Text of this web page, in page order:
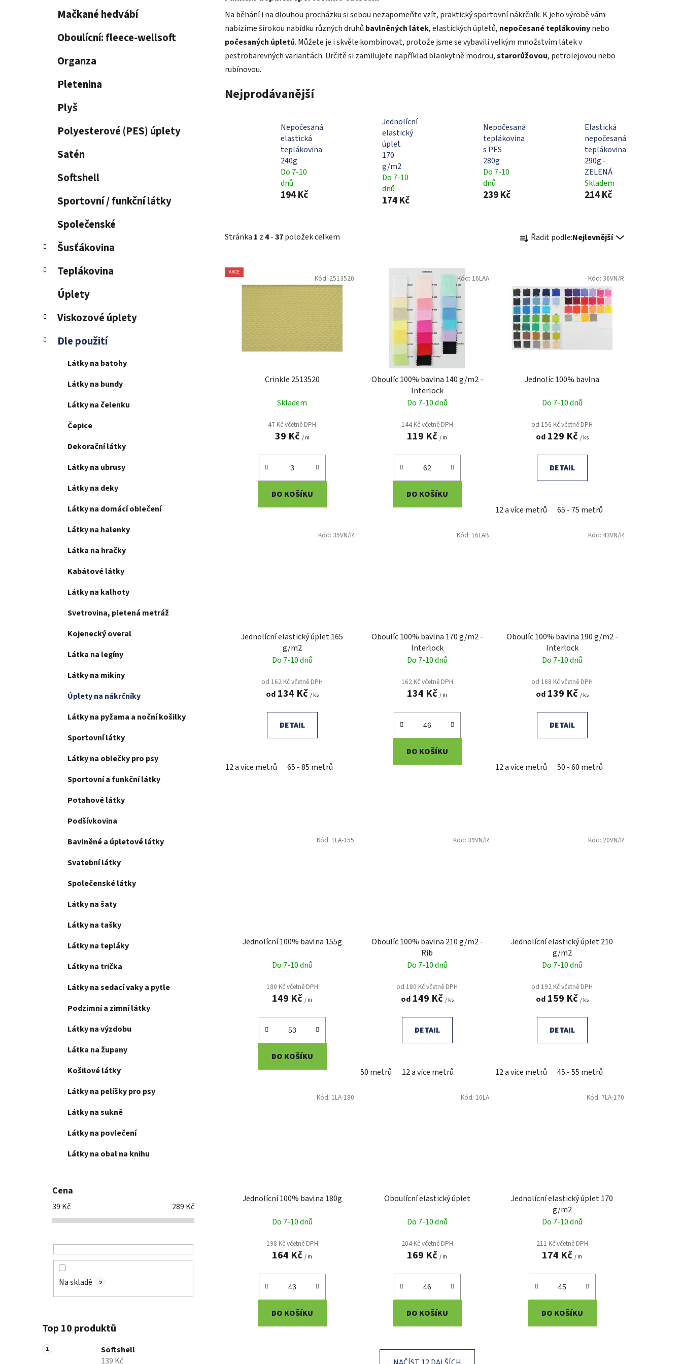
Mačkané hedvábí
Oboulícní: fleece-wellsoft
Organza
Pletenina
Plyš
Polyesterové (PES) úplety
Satén
Softshell
Sportovní / funkční látky
Společenské
Šusťákovina
Teplákovina
Úplety
Viskozové úplety
Dle použití
Látky na batohy
Látky na bundy
Látky na čelenku
Čepice
Dekorační látky
Látky na ubrusy
Látky na deky
Látky na domácí oblečení
Látky na halenky
Látka na hračky
Kabátové látky
Látky na kalhoty
Svetrovina, pletená metráž
Kojenecký overal
Látka na legíny
Látky na mikiny
Úplety na nákrčníky
Látky na pyžama a noční košilky
Sportovní látky
Látky na oblečky pro psy
Sportovní a funkční látky
Potahové látky
Podšívkovina
Bavlněné a úpletové látky
Svatební látky
Společenské látky
Látky na šaty
Látky na tašky
Látky na tepláky
Látky na trička
Látky na sedací vaky a pytle
Podzimní a zimní látky
Látky na výzdobu
Látka na župany
Košilové látky
Látky na pelíšky pro psy
Látky na sukně
Látky na povlečení
Látky na obal na knihu
Cena
39 Kč 289 Kč
Na skladě 9
Top 10 produktů
Softshell
139 Kč
Na běhání i na dlouhou procházku si sebou nezapomeňte vzít, praktický sportovní nákrčník. K jeho výrobě vám
nabízíme širokou nabídku různých druhů bavlněných látek, elastických úpletů, nepočesané teplákovinynebo
počesaných úpletů. Můžete je i skvěle kombinovat, protože jsme se vybavili velkým množstvím látek v
pestrobarevných variantách. Určitě si zamilujete například blankytně modrou,starorůžovou, petrolejovou nebo
rubínovou.
Nejprodávanější
Nepočesaná
elastická
teplákovina
240g
Do 7-10
dnů
194 Kč
Jednolícní
elastický
úplet
170
g/m2
Do 7-10
dnů
174 Kč
Nepočesaná
teplákovina
s PES
280g
Do 7-10
dnů
239 Kč
Elastická
nepočesaná
teplákovina
290g -
ZELENÁ
Skladem
214 Kč
Stránka 1 z4-37položek celkem a
n
í
p
r
o
d
Řadit podle:Nejlevnější
V
ý
AKCE
Crinkle 2513520
Skladem
47 Kč včetně DPH
39 Kč / m
DO KOŠÍKU
Kód: 2513520
Oboulíc 100% bavlna 140 g/m2 -
Interlock
Do 7-10 dnů
144 Kč včetně DPH
119 Kč/ m
DO KOŠÍKU
Kód: 16LAA
Jednolíc 100% bavlna
Do 7-10 dnů
od 156 Kč včetně DPH
od129 Kč / ks
DETAIL
12 a více metrů 65 - 75 metrů
Kód: 36VN/R
Jednolícní elastický úplet 165
g/m2
Do 7-10 dnů
od 162 Kč včetně DPH
od134 Kč / ks
DETAIL
12 a více metrů 65 - 85 metrů
Kód: 35VN/R
Oboulíc 100% bavlna 170 g/m2 -
Interlock
Do 7-10 dnů
162 Kč včetně DPH
134 Kč/ m
DO KOŠÍKU
Kód: 16LAB
Oboulíc 100% bavlna 190 g/m2 -
Interlock
Do 7-10 dnů
od 168 Kč včetně DPH
od139 Kč / ks
DETAIL
12 a více metrů 50 - 60 metrů
Kód: 43VN/R
Jednolícní 100% bavlna 155g
Do 7-10 dnů
180 Kč včetně DPH
149 Kč/ m
DO KOŠÍKU
Kód: 1LA-155
Oboulíc 100% bavlna 210 g/m2 -
Rib
Do 7-10 dnů
od 180 Kč včetně DPH
od149 Kč / ks
DETAIL
50 metrů 12 a více metrů
Kód: 39VN/R
Jednolícní elastický úplet 210
g/m2
Do 7-10 dnů
od 192 Kč včetně DPH
od159 Kč / ks
DETAIL
12 a více metrů 45 - 55 metrů
Kód: 20VN/R
Jednolícní 100% bavlna 180g
Do 7-10 dnů
198 Kč včetně DPH
164 Kč/ m
DO KOŠÍKU
Kód: 1LA-180
Oboulícní elastický úplet
Do 7-10 dnů
204 Kč včetně DPH
169 Kč/ m
DO KOŠÍKU
Kód: 10LA
Jednolícní elastický úplet 170
g/m2
Do 7-10 dnů
211 Kč včetně DPH
174 Kč/ m
DO KOŠÍKU
Kód: 7LA-170